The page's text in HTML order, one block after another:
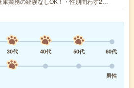
30代 40代 50代
60代
男性